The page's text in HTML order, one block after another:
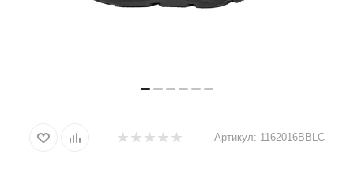
Артикул: 1162016BBLC